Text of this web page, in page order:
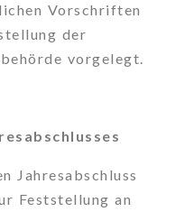
Vorschriften
der
vorgelegt.
Jahresabschluss
Feststellung an